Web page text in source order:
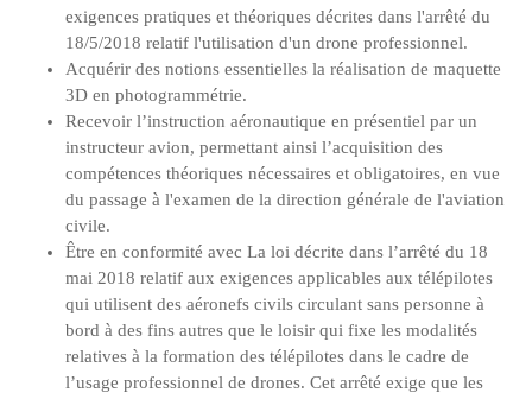
exigences pratiques et théoriques décrites dans l'arrêté du
18/5/2018 relatif l'utilisation d'un drone professionnel.
Acquérir des notions essentielles la réalisation de maquette
3D en photogrammétrie.
Recevoir l’instruction aéronautique en présentiel par un
instructeur avion, permettant ainsi l’acquisition des
compétences théoriques nécessaires et obligatoires, en vue
du passage à l'examen de la direction générale de l'aviation
civile.
Être en conformité avec La loi décrite dans l’arrêté du 18
mai 2018 relatif aux exigences applicables aux télépilotes
qui utilisent des aéronefs civils circulant sans personne à
bord à des fins autres que le loisir qui fixe les modalités
relatives à la formation des télépilotes dans le cadre de
l’usage professionnel de drones. Cet arrêté exige que les